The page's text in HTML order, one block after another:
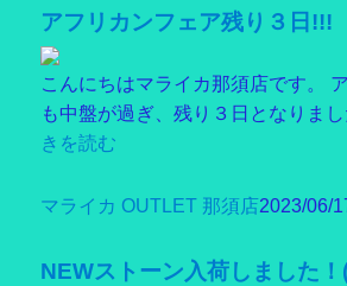
アフリカンフェア残り３日!!!
こんにちはマライカ那須店です。
も中盤が過ぎ、残り３日となり
きを読む
マライカ OUTLET 那須店2023/06/
NEWストーン入荷しました